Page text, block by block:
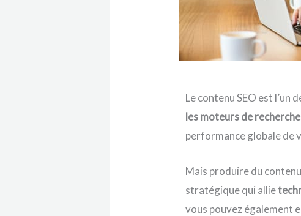
Le contenu SEO est l’un
les moteurs de recherche
performance globale de
Mais produire du
stratégique qui allie
vous pouvez également